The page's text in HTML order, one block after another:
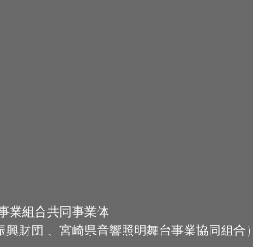
業組合共同事業体
財団 、宮崎県音響照明舞台事業協同組合）